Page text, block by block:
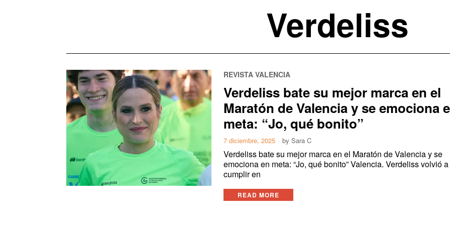
Verdeliss
REVISTA VALENCIA
Verdeliss bate su mejor marca en el
Maratón de Valencia y se emociona
meta: “Jo, qué bonito”
7 diciembre, 2025 bySara C
Verdeliss bate su mejor marca en el Maratón de Valencia y se
emociona en meta: “Jo, qué bonito” Valencia. Verdeliss volvió a
cumplir en
READ MORE